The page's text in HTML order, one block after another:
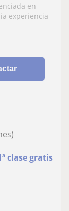
en
experiencia
clase gratis